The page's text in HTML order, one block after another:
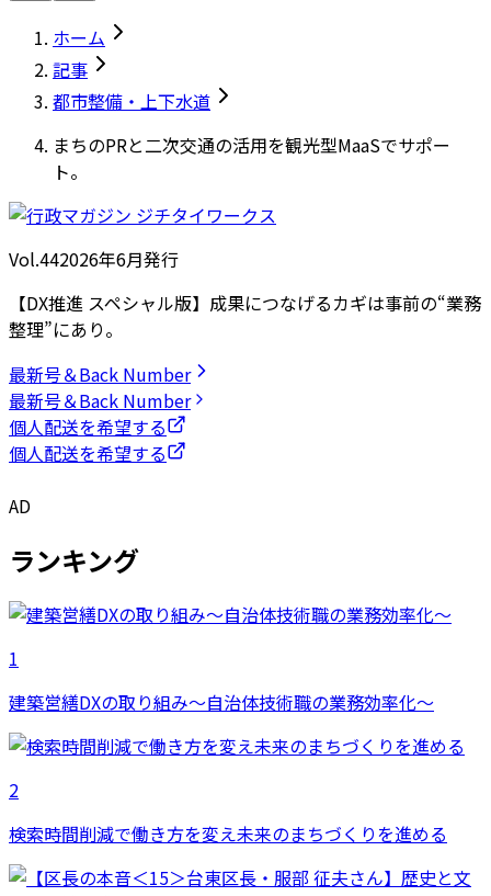
ホーム
記事
都市整備・上下水道
まちのPRと二次交通の活用を観光型MaaSでサポー
ト。
Vol.442026年6月発行
【DX推進 スペシャル版】成果につなげるカギは事前の“業務
整理”にあり。
最新号＆Back Number
最新号＆Back Number
個人配送を希望する
個人配送を希望する
AD
ランキング
1
建築営繕DXの取り組み～自治体技術職の業務効率化～
2
検索時間削減で働き方を変え未来のまちづくりを進める